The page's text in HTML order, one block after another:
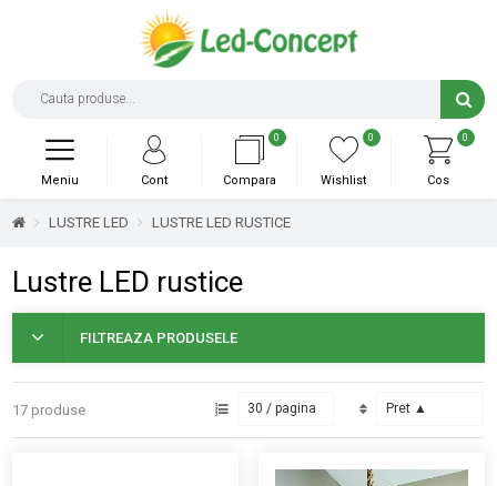
0
Cos
0
Wishlist
0
Compara
Cont
Meniu
LUSTRE LED LUSTRE LED RUSTICE
Lustre LED rustice
FILTREAZA PRODUSELE
17 produse